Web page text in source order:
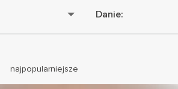
Danie:
najpopularniejsze